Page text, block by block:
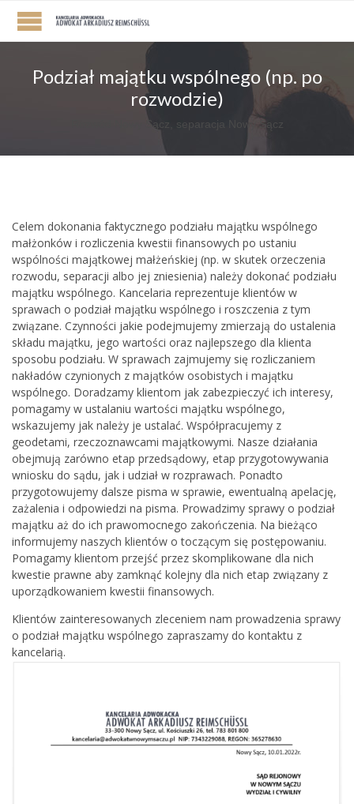
Podział majątku wspólnego (np. po
rozwodzie)
Rozwód Nowy Sącz, separacja Nowy Sącz
Celem dokonania faktycznego podziału majątku wspólnego
małżonków i rozliczenia kwestii finansowych po ustaniu
wspólności majątkowej małżeńskiej (np. w skutek orzeczenia
rozwodu, separacji albo jej zniesienia) należy dokonać podziału
majątku wspólnego. Kancelaria reprezentuje klientów w
sprawach o podział majątku wspólnego i roszczenia z tym
związane. Czynności jakie podejmujemy zmierzają do ustalenia
składu majątku, jego wartości oraz najlepszego dla klienta
sposobu podziału. W sprawach zajmujemy się rozliczaniem
nakładów czynionych z majątków osobistych i majątku
wspólnego. Doradzamy klientom jak zabezpieczyć ich interesy,
pomagamy w ustalaniu wartości majątku wspólnego,
wskazujemy jak należy je ustalać. Współpracujemy z
geodetami, rzeczoznawcami majątkowymi. Nasze działania
obejmują zarówno etap przedsądowy, etap przygotowywania
wniosku do sądu, jak i udział w rozprawach. Ponadto
przygotowujemy dalsze pisma w sprawie, ewentualną apelację,
zażalenia i odpowiedzi na pisma. Prowadzimy sprawy o podział
majątku aż do ich prawomocnego zakończenia. Na bieżąco
informujemy naszych klientów o toczącym się postępowaniu.
Pomagamy klientom przejść przez skomplikowane dla nich
kwestie prawne aby zamknąć kolejny dla nich etap związany z
uporządkowaniem kwestii finansowych.
Klientów zainteresowanych zleceniem nam prowadzenia sprawy
o podział majątku wspólnego zapraszamy do kontaktu z
kancelarią.